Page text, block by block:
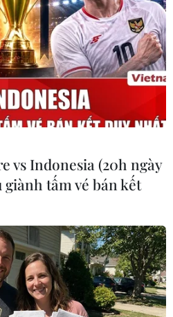
tiết kiệm vaccine
khỉ
vaccine Imvanex của công
Nordic(Đan Mạch) -
phép sử dụng phòng bệnh
hiếm.
vs Indonesia (20h ngày
giành tấm vé bán kết